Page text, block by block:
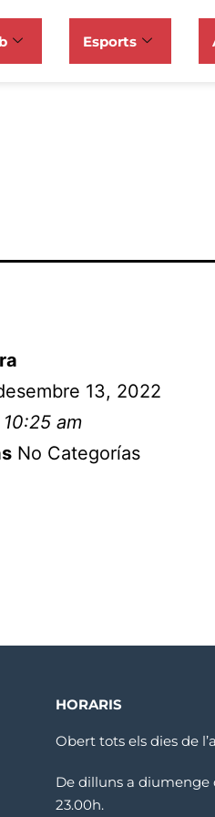
Esports
13, 2022
am
No Categorías
HORARIS
Obert tots els dies de
De dilluns a diumenge
23.00h.